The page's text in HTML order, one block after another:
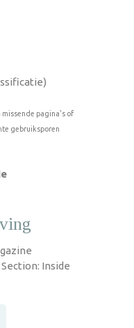
pagina's of
gebruiksporen
Inside